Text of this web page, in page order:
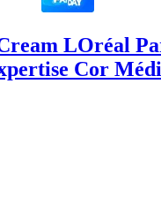
LOréal
Cor